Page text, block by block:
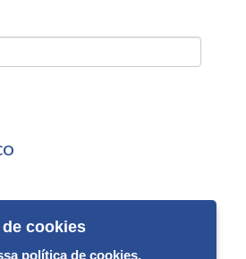
cookies
política de cookies.